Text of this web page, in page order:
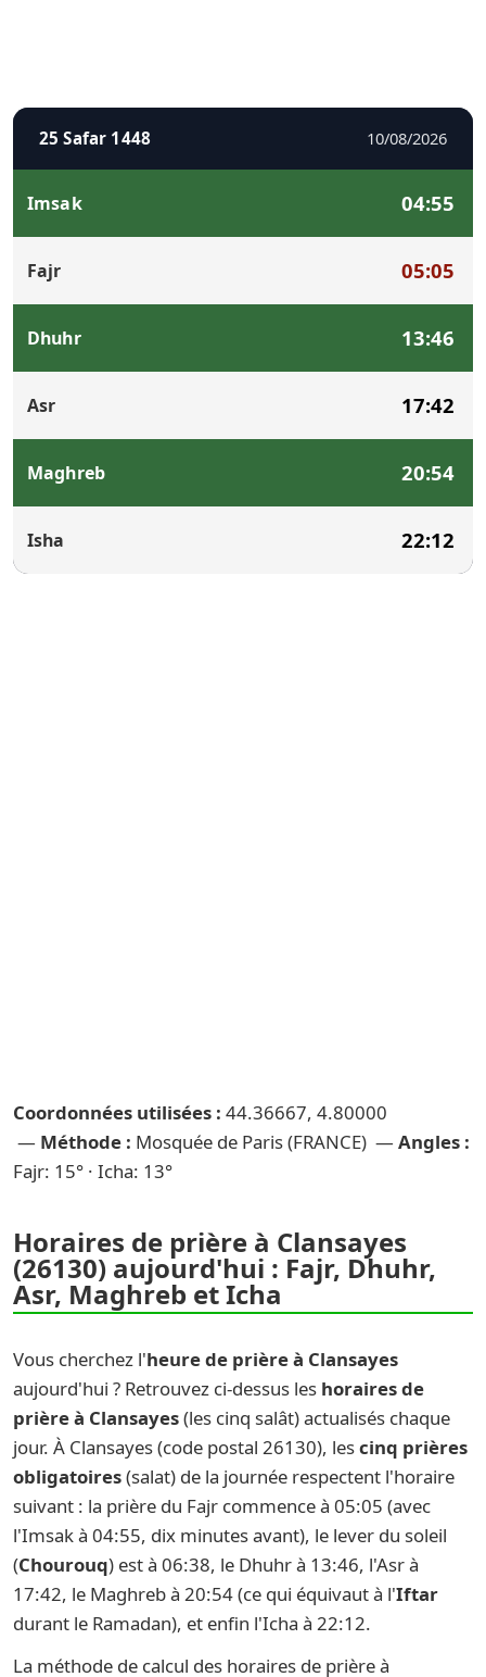
25 Safar 1448 10/08/2026
Imsak 04:55
Fajr 05:05
Dhuhr 13:46
Asr 17:42
Maghreb 20:54
Isha 22:12
Coordonnées utilisées : 44.36667, 4.80000
— Méthode : Mosquée de Paris (FRANCE) — Angles :
Fajr: 15° · Icha: 13°
Horaires de prière à Clansayes
(26130) aujourd'hui : Fajr, Dhuhr,
Asr, Maghreb et Icha
Vous cherchez l'heure de prière à Clansayes
aujourd'hui ? Retrouvez ci-dessus les horaires de
prière à Clansayes(les cinq salât) actualisés chaque
jour. À Clansayes (code postal 26130), lescinq prières
obligatoires(salat) de la journée respectent l'horaire
suivant : la prière du Fajr commence à 05:05 (avec
l'Imsak à 04:55, dix minutes avant), le lever du soleil
(Chourouq) est à 06:38, le Dhuhr à 13:46, l'Asr à
17:42, le Maghreb à 20:54 (ce qui équivaut à l'Iftar
durant le Ramadan), et enfin l'Icha à 22:12.
La méthode de calcul des horaires de prière à